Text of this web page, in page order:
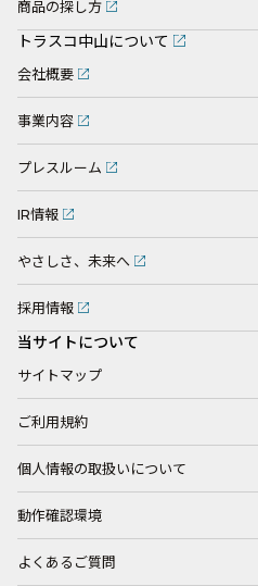
商品の探し方
トラスコ中山について
会社概要
事業内容
プレスルーム
IR情報
やさしさ、未来へ
採用情報
当サイトについて
サイトマップ
ご利用規約
個人情報の取扱いについて
動作確認環境
よくあるご質問